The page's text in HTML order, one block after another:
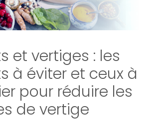
et vertiges : les
à éviter et ceux à
pour réduire les
de vertige